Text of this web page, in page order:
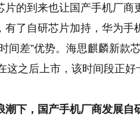
的到来也让国产手机厂商
有了自研芯片加持，华为
间差”优势。海思麒麟新款
这之后上市，该时间段正
潮下，国产手机厂商发展